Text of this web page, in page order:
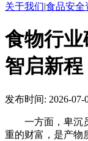
关于我们|食品安全
食物行
智启新程
发布时间: 2026-
一方面，卑沉员
重的财富，是产物